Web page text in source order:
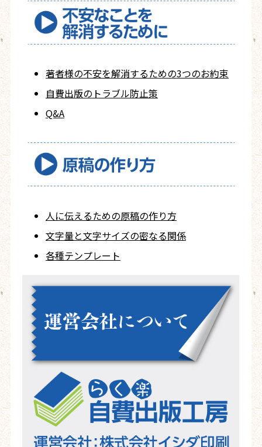
著者様の不安を解消するための3つのお約束
自費出版の トラブル防止策
Q&A
人に伝えるための原稿の作り方
文字量と文字サイズの密なる関係
各種テンプレート